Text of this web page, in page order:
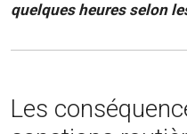
quelques heures selon
Les